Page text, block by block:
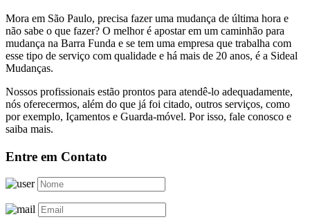
Mora em São Paulo, precisa fazer uma mudança de última hora e
não sabe o que fazer? O melhor é apostar em um caminhão para
mudança na Barra Funda e se tem uma empresa que trabalha com
esse tipo de serviço com qualidade e há mais de 20 anos, é a Sideal
Mudanças.
Nossos profissionais estão prontos para atendê-lo adequadamente,
nós oferecermos, além do que já foi citado, outros serviços, como
por exemplo, Içamentos e Guarda-móvel. Por isso, fale conosco e
saiba mais.
Entre em Contato